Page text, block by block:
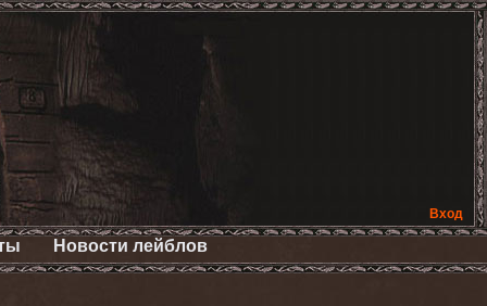
Вход
Новости лейблов